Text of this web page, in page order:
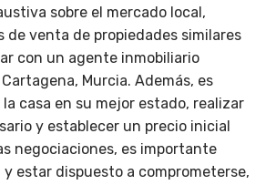
sobre el mercado local,
de venta de propiedades similares
con un agente inmobiliario
Murcia. Además, es
casa en su mejor estado, realizar
y establecer un precio inicial
negociaciones, es importante
estar dispuesto a comprometerse,